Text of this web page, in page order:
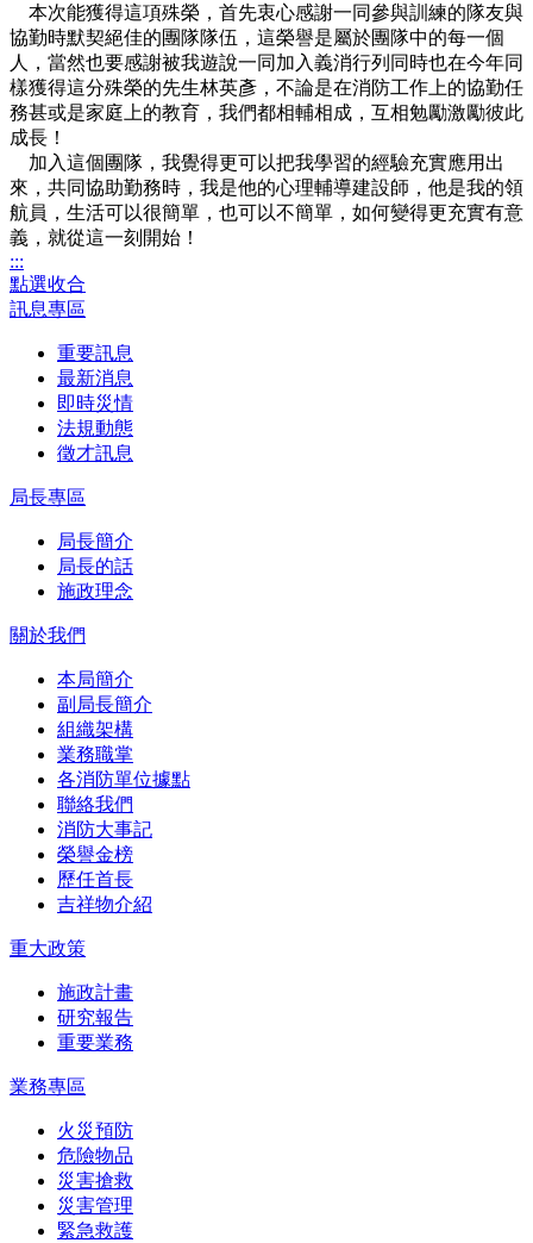
本次能獲得這項殊榮，首先衷心感謝一同參與訓練的隊友與
協勤時默契絕佳的團隊隊伍，這榮譽是屬於團隊中的每一個
人，當然也要感謝被我遊說一同加入義消行列同時也在今年同
樣獲得這分殊榮的先生林英彥，不論是在消防工作上的協勤任
務甚或是家庭上的教育，我們都相輔相成，互相勉勵激勵彼此
成長！
加入這個團隊，我覺得更可以把我學習的經驗充實應用出
來，共同協助勤務時，我是他的心理輔導建設師，他是我的領
航員，生活可以很簡單，也可以不簡單，如何變得更充實有意
義，就從這一刻開始！
:::
點選收合
訊息專區
重要訊息
最新消息
即時災情
法規動態
徵才訊息
局長專區
局長簡介
局長的話
施政理念
關於我們
本局簡介
副局長簡介
組織架構
業務職掌
各消防單位據點
聯絡我們
消防大事記
榮譽金榜
歷任首長
吉祥物介紹
重大政策
施政計畫
研究報告
重要業務
業務專區
火災預防
危險物品
災害搶救
災害管理
緊急救護